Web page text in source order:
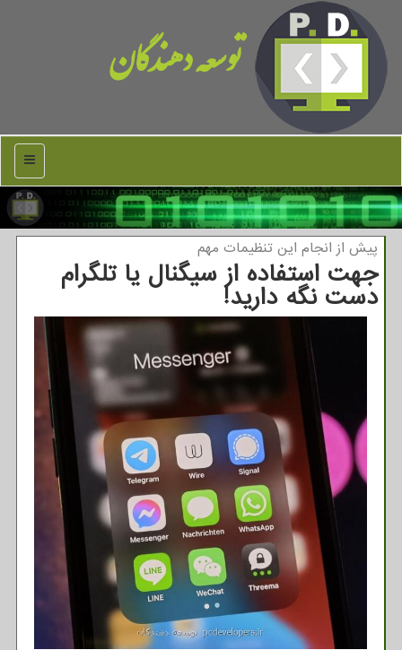
توسعه دهندگان
منو
پیش از انجام این تنظیمات مهم
جهت استفاده از سیگنال یا تلگرام
دست نگه دارید!